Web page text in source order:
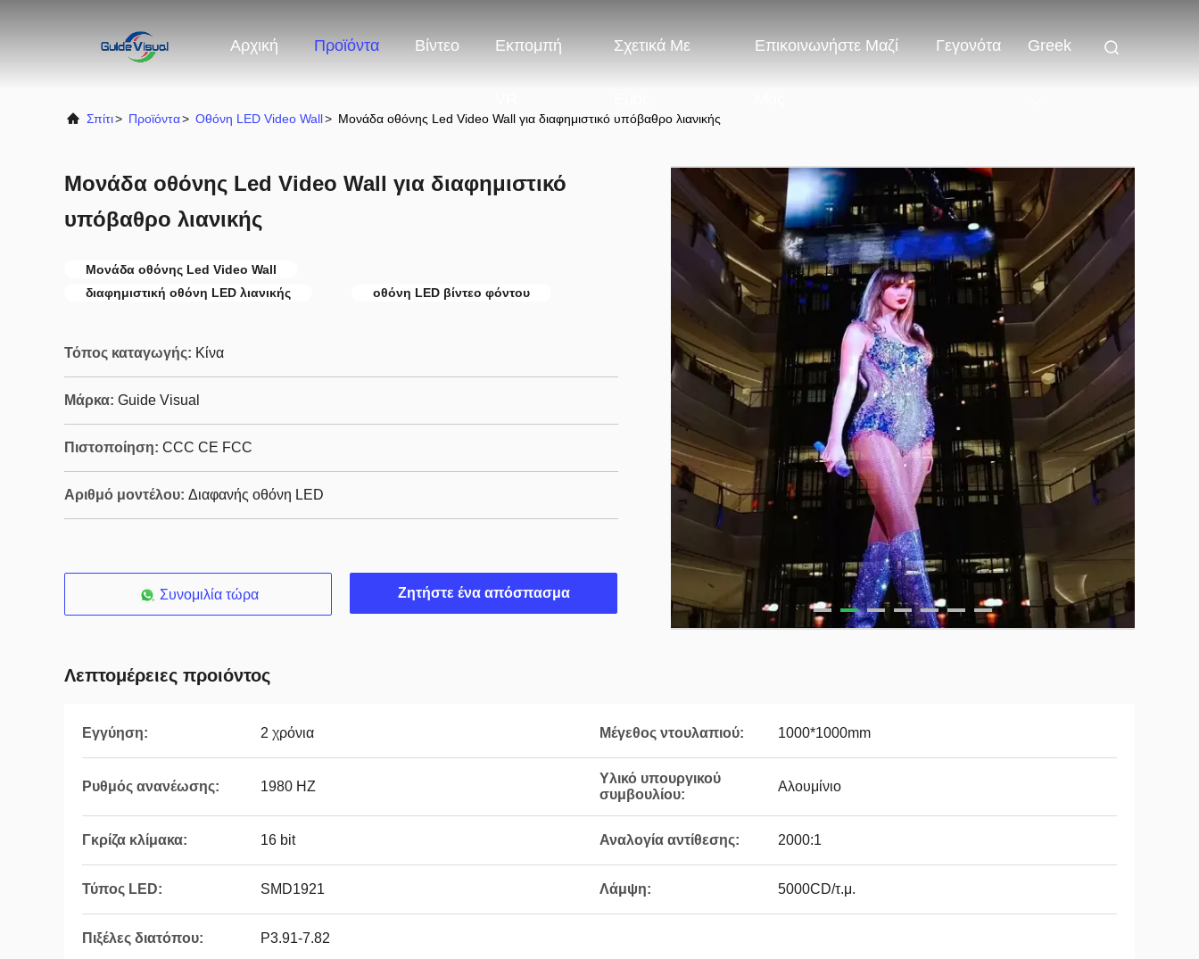
Αρχική Προϊόντα Βίντεο Εκπομπή Σχετικά Με Επικοινωνήστε Μαζί Γεγονότα Greek
Σπίτι> Προϊόντα> Οθόνη LED Video Wall> Μονάδα οθόνης Led Video Wall για διαφημιστικό υπόβαθρο λιανικής
Μονάδα οθόνης Led Video Wall για διαφημιστικό
υπόβαθρο λιανικής
Μονάδα οθόνης Led Video Wall
διαφημιστική οθόνη LED λιανικής
οθόνη LED βίντεο φόντου
Τόπος καταγωγής: Κίνα
Μάρκα: Guide Visual
Πιστοποίηση: CCC CE FCC
Αριθμό μοντέλου: Διαφανής οθόνη LED
Συνομιλία τώρα Ζητήστε ένα απόσπασμα
Λεπτομέρειες προιόντος
Εγγύηση: 2 χρόνια Μέγεθος ντουλαπιού: 1000*1000mm
Ρυθμός ανανέωσης: 1980 HZ
Υλικό υπουργικού
συμβουλίου:
Αλουμίνιο
Γκρίζα κλίμακα: 16 bit Αναλογία αντίθεσης: 2000:1
Τύπος LED: SMD1921 Λάμψη: 5000CD/τ.μ.
Πιξέλες διατόπου: P3.91-7.82